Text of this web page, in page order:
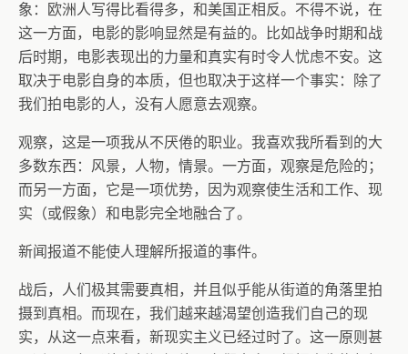
象：欧洲人写得比看得多，和美国正相反。不得不说，在
这一方面，电影的影响显然是有益的。比如战争时期和战
后时期，电影表现出的力量和真实有时令人忧虑不安。这
取决于电影自身的本质，但也取决于这样一个事实：除了
我们拍电影的人，没有人愿意去观察。
观察，这是一项我从不厌倦的职业。我喜欢我所看到的大
多数东西：风景，人物，情景。一方面，观察是危险的；
而另一方面，它是一项优势，因为观察使生活和工作、现
实（或假象）和电影完全地融合了。
新闻报道不能使人理解所报道的事件。
战后，人们极其需要真相，并且似乎能从街道的角落里拍
摄到真相。而现在，我们越来越渴望创造我们自己的现
实，从这一点来看，新现实主义已经过时了。这一原则甚